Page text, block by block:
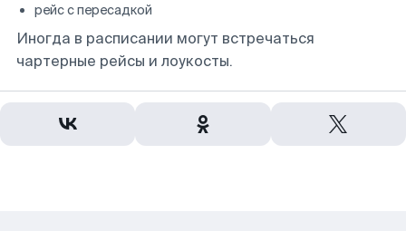
рейс с пересадкой
Иногда в расписании могут встречаться
чартерные рейсы и лоукосты.